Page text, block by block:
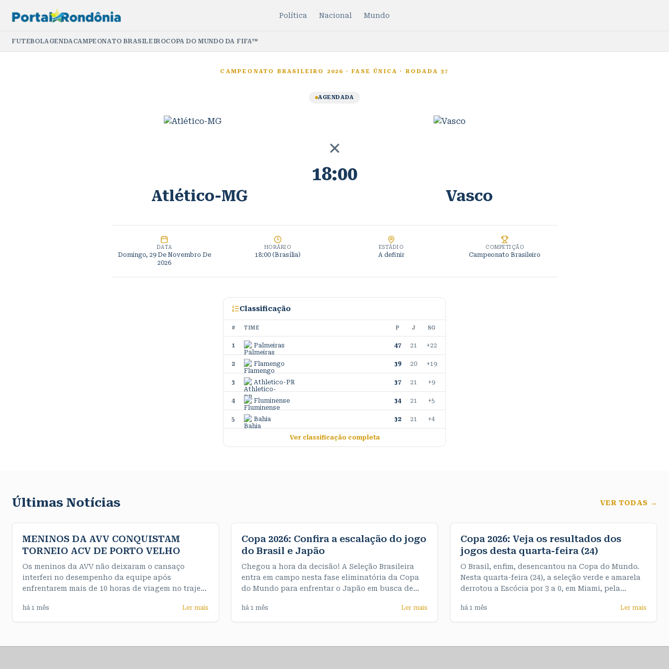
Política Nacional Mundo
FUTEBOLAGENDACAMPEONATO BRASILEIROCOPA DO MUNDO DA FIFA™
CAMPEONATO BRASILEIRO 2026 ·FASE ÚNICA · RODADA 37
AGENDADA
Atlético-MG
×
18:00
Vasco
DATA
Domingo, 29 De Novembro De
2026
HORÁRIO
18:00 (Brasília)
ESTÁDIO
A definir
COMPETIÇÃO
Campeonato Brasileiro
Classificação
# TIME P J SG
1 Palmeiras 47 21 +22
2 Flamengo 39 20 +19
3 Athletico-PR 37 21 +9
4 Fluminense 34 21 +5
5 Bahia 32 21 +4
Ver classificação completa
Últimas Notícias VER TODAS →
MENINOS DA AVV CONQUISTAM
TORNEIO ACV DE PORTO VELHO
Os meninos da AVV não deixaram o cansaço
interferi no desempenho da equipe após
enfrentarem mais de 10 horas de viagem no trajeto
conquistaram o título da competição de forma
invicta. Nossos meninos do sub 16 fizeram uma
há 1 mês Ler mais
Copa 2026: Confira a escalação do jogo
do Brasil e Japão
Chegou a hora da decisão! A Seleção Brasileira
entra em campo nesta fase eliminatória da Copa
do Mundo para enfrentar o Japão em busca de
às 13h (horário de Rondônia). A partir de agora,
não há espaço para erros: quem vencer avança, e
há 1 mês Ler mais
Copa 2026: Veja os resultados dos
jogos desta quarta-feira (24)
O Brasil, enfim, desencantou na Copa do Mundo.
Nesta quarta-feira (24), a seleção verde e amarela
derrotou a Escócia por 3 a 0, em Miami, pela
garantiu o primeiro objetivo do Mundial, que era
terminar o grupo na liderança, com sete pontos. >>
há 1 mês Ler mais